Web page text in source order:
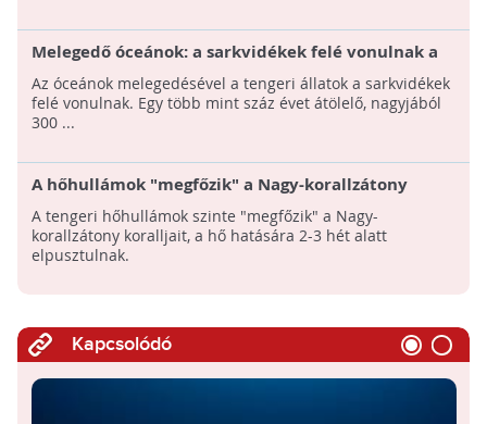
Melegedő óceánok: a sarkvidékek felé vonulnak a
tengeri állatok
Az óceánok melegedésével a tengeri állatok a sarkvidékek
felé vonulnak. Egy több mint száz évet átölelő, nagyjából
300 ...
A hőhullámok "megfőzik" a Nagy-korallzátony
koralljait
A tengeri hőhullámok szinte "megfőzik" a Nagy-
korallzátony koralljait, a hő hatására 2-3 hét alatt
elpusztulnak.
Kapcsolódó